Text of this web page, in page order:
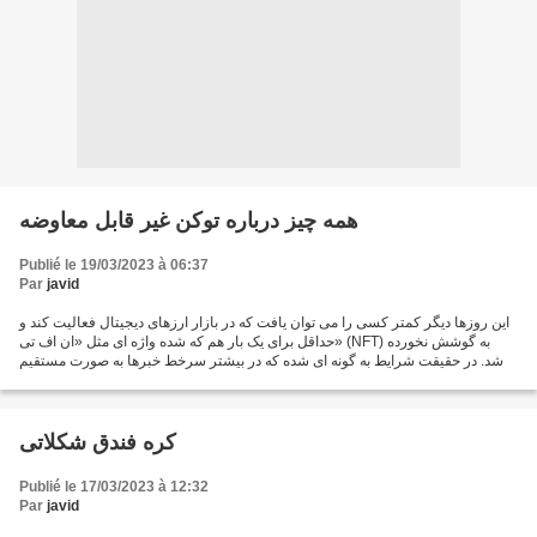
همه چیز درباره توکن‌ غیر قابل معاوضه
Publié le 19/03/2023 à 06:37
Par javid
این روزها دیگر کمتر کسی را می توان یافت که در بازار ارزهای دیجیتال فعالیت کند و
حداقل برای یک بار هم که شده واژه ای مثل «ان اف تی» (NFT) به گوشش نخورده
باشد. در حقیقت شرایط به گونه ای شده که در بیشتر سرخط خبرها به صورت مستقیم
کره فندق شکلاتی
Publié le 17/03/2023 à 12:32
Par javid